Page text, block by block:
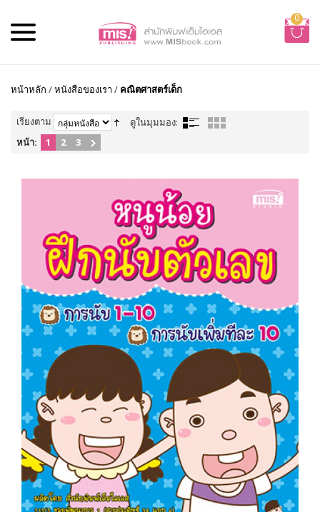
0
หน้าหลัก /หนังสือของเรา / คณิตศาสตร์เด็ก
เรียงตาม
ดูในมุมมอง:
หน้า:
1 2 3